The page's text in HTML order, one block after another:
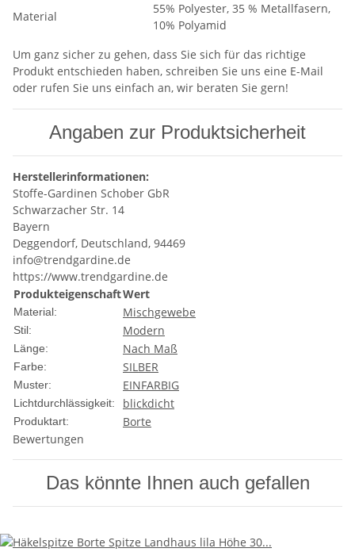
Material
55% Polyester, 35 % Metallfasern,
10% Polyamid
Um ganz sicher zu gehen, dass Sie sich für das richtige
Produkt entschieden haben, schreiben Sie uns eine E-Mail
oder rufen Sie uns einfach an, wir beraten Sie gern!
Angaben zur Produktsicherheit
Herstellerinformationen:
Stoffe-Gardinen Schober GbR
Schwarzacher Str. 14
Bayern
Deggendorf, Deutschland, 94469
info@trendgardine.de
https://www.trendgardine.de
ProdukteigenschaftWert
Material: Mischgewebe
Stil: Modern
Länge: Nach Maß
Farbe: SILBER
Muster: EINFARBIG
Lichtdurchlässigkeit: blickdicht
Produktart:
Borte
Bewertungen
Das könnte Ihnen auch gefallen